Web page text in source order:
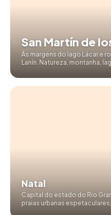
San Martín de
Às margens do lago Lácar e
Lanín. Natureza, montanha,
Natal
Capital do estado do Rio
praias urbanas